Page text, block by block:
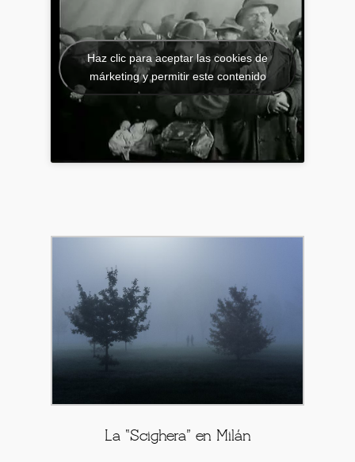
Haz clic para aceptar las cookies de
márketing y permitir este contenido
La “Scighera” en Milán